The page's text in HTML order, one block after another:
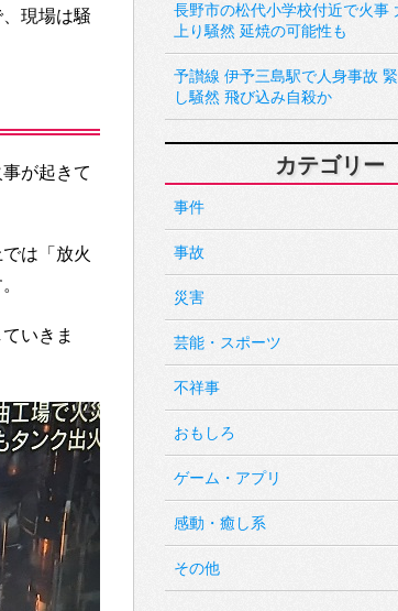
現場は騒
が起きて
は「放火
いきま
長野市の松代小学校付近で火事
上り騒然 延焼の可能性も
予讃線 伊予三島駅で人身事故
し騒然 飛び込み自殺か
カテゴリー
事件
事故
災害
芸能・スポーツ
不祥事
おもしろ
ゲーム・アプリ
感動・癒し系
その他